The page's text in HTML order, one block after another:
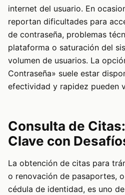
internet del usuario. En
reportan dificultades para
de contraseña, problemas
plataforma o saturación del
volumen de usuarios. La
Contraseña» suele estar
efectividad y rapidez pueden
Consulta de
Clave con
La obtención de citas para
o renovación de pasaportes,
cédula de identidad, es uno